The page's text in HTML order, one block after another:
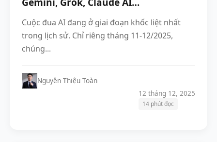
Cuộc đua AI đang ở giai đoạn khốc liệt nhất
trong lịch sử. Chỉ riêng tháng 11-12/2025,
chúng...
Nguyễn Thiệu Toàn
12 tháng 12, 2025
14 phút đọc